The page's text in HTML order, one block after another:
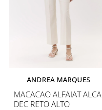
ANDREA MARQUES
MACACAO ALFAIAT ALCA
DEC RETO ALTO